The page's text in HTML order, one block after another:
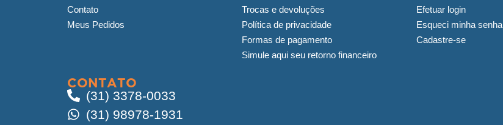
Contato
Meus Pedidos
Trocas e devoluções
Política de privacidade
Formas de pagamento
Simule aqui seu retorno financeiro
Efetuar login
Esqueci minha senha
Cadastre-se
CONTATO
(31) 3378-0033
(31) 98978-1931